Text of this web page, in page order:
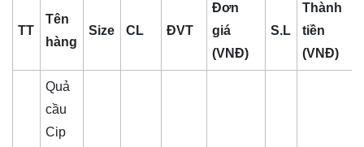
TT
Tên
hàng
Size CL ĐVT
Đơn
giá
(VNĐ)
S.L
Thành
tiền
(VNĐ)
Quả
cầu
Cip